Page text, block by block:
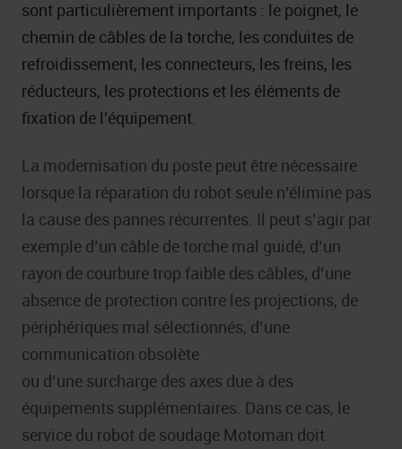
sont particulièrement importants : le poignet, le
chemin de câbles de la torche, les conduites de
refroidissement, les connecteurs, les freins, les
réducteurs, les protections et les éléments de
fixation de l’équipement.
La modernisation du poste peut être nécessaire
lorsque la réparation du robot seule n’élimine pas
la cause des pannes récurrentes. Il peut s’agir par
exemple d’un câble de torche mal guidé, d’un
rayon de courbure trop faible des câbles, d’une
absence de protection contre les projections, de
périphériques mal sélectionnés, d’une
communication obsolète
ou d’une surcharge des axes due à des
équipements supplémentaires. Dans ce cas, le
service du robot de soudage Motoman doit